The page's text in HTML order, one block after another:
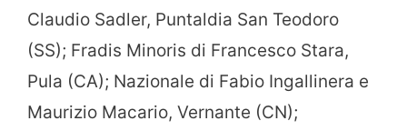
Claudio Sadler, Puntaldia San Teodoro
(SS); Fradis Minoris di Francesco Stara,
Pula (CA); Nazionale di Fabio Ingallinera e
Maurizio Macario, Vernante (CN);